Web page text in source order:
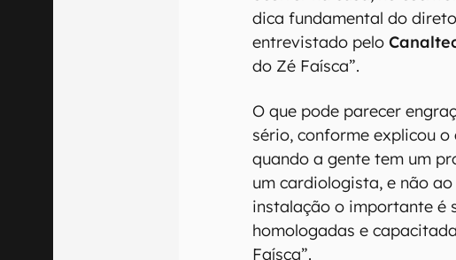
dica fundamental do
entrevistado pelo
do Zé Faísca”.
O que pode parecer
sério, conforme explicou o
quando a gente tem um
um cardiologista, e não
instalação o importante é
homologadas e
Faísca”.